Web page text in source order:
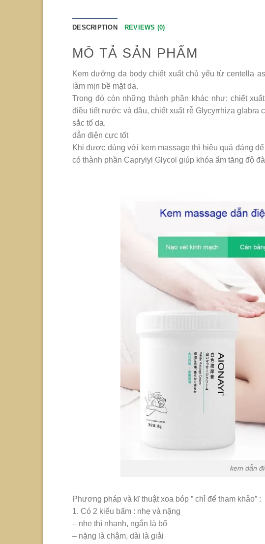
DESCRIPTION REVIEWS (0)
MÔ TẢ SẢN PHẨM
Kem dưỡng da body chiết xuất chủ yếu từ centella
làm mịn bề mặt da.
Trong đó còn những thành phần khác như: chiết
điều tiết nước và dầu, chiết xuất rễ Glycyrrhiza glabra
sắc tố da.
dẫn điện cực tốt
Khi được dùng với kem massage thì hiệu quả đáng
có thành phần Caprylyl Glycol giúp khóa ẩm tăng độ
kem dẫn
Phương pháp và kĩ thuật xoa bóp ” chỉ để tham khảo” :
1. Có 2 kiểu bấm : nhẹ và nặng
– nhẹ thì nhanh, ngắn là bổ
– nặng là chậm, dài là giải